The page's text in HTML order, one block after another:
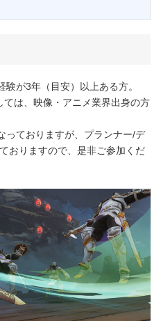
が3年（目安）以上ある方。
は、映像・アニメ業界出身の方
ておりますが、プランナー/デ
おりますので、是非ご参加くだ